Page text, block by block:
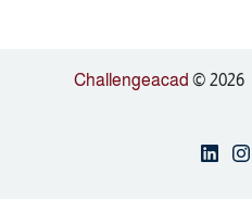
© 2026